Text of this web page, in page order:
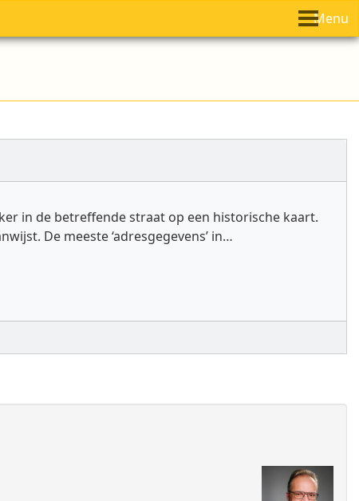
Menu
in de betreffende straat op een historische kaart.
De meeste ‘adresgegevens’ in…